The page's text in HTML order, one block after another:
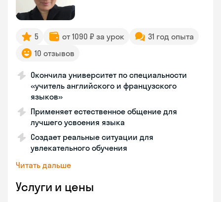
5 от 1090 ₽ за урок
31 год опыта
10 отзывов
Окончила университет по специальности
«учитель английского и французского
языков»
Применяет естественное общение для
лучшего усвоения языка
Создает реальные ситуации для
увлекательного обучения
Читать дальше
Услуги и цены